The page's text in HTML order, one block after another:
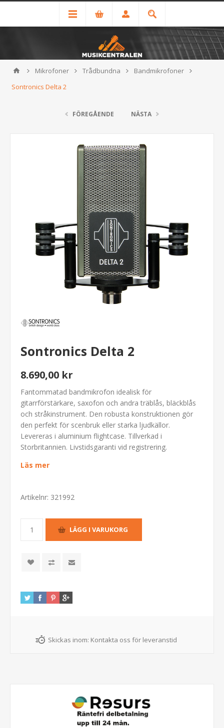
Mikrofoner Trådbundna
Bandmikrofoner
Sontronics Delta 2
FÖREGÅENDE NÄSTA
Sontronics Delta 2
8.690,00 kr
Fantommatad bandmikrofon idealisk för
gitarrförstärkare, saxofon och andra träblås, bläckblås
och stråkinstrument. Den robusta konstruktionen gör
den perfekt för scenbruk eller starka ljudkällor.
Levereras i aluminium flightcase. Tillverkad i
Storbritannien. Livstidsgaranti vid registrering.
Läs mer
Artikelnr: 321992
Skickas inom: Kontakta oss för leveranstid